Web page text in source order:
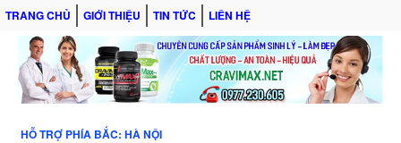
TRANG CHỦ GIỚI THIỆU TIN TỨC LIÊN HỆ
HỖ TRỢ PHÍA BẮC: HÀ NỘI